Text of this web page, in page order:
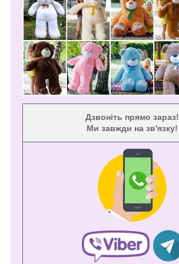
Дзвоніть прямо зараз!
Ми завжди на зв'язку!